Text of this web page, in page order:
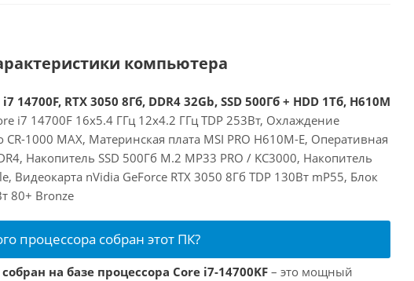
компьютера
14700F, RTX 3050 8Гб, DDR4 32Gb, SSD 500Гб + HDD 1Тб, H610M
i7 14700F 16x5.4 ГГц 12x4.2 ГГц TDP 253Вт, Охлаждение
CR-1000 MAX, Материнская плата MSI PRO H610M-E, Оперативная
Накопитель SSD 500Гб M.2 MP33 PRO / KC3000, Накопитель
Видеокарта nVidia GeForce RTX 3050 8Гб TDP 130Вт mP55, Блок
80+ Bronze
процессора собран этот ПК?
на базе процессора Core i7-14700KF – это мощный